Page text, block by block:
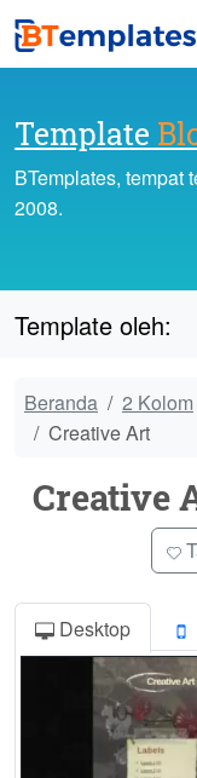
Template
BTemplates, tempat
2008.
Template oleh:
Beranda 2 Kolom
Creative Art
Creative
Desktop